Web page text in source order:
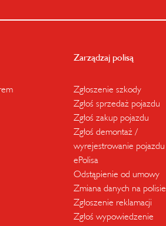
Zarządzaj polisą
Zgłoszenie szkody
Zgłoś sprzedaż pojazdu
Zgłoś zakup pojazdu
Zgłoś demontaż /
wyrejestrowanie pojazdu
ePolisa
Odstąpienie od umowy
Zmiana danych na polisie
Zgłoszenie reklamacji
Zgłoś wypowiedzenie